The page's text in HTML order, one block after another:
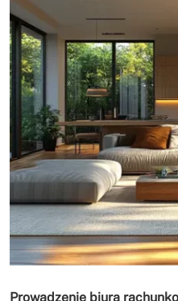
Prowadzenie biura